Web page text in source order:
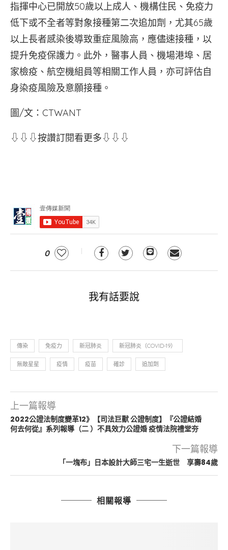
指揮中心已開放50歲以上成人、機構住民、免疫力
低下或不全者等對象接種第二次追加劑，尤其65歲
以上長者感染後導致重症風險高，應儘速接種，以
提升免疫保護力。此外，醫事人員、機場港埠、居
家檢疫、航空機組員等相關工作人員，亦可評估自
身染疫風險及意願接種。
圖/文：CTWANT
⇩⇩⇩按讚訂閱看更多⇩⇩⇩
0
我有話要說
傳染 免疫力 新冠肺炎 新冠肺炎（COVID-19）
無敵星星 疫情 疫苗 確診 追加劑
上一篇報導
2022公證法制度變革12》【司法巨獸 公證制度】『公證結婚
何去何從』系列報導（二 ）不具效力公證婚 疫情法院禮堂夯
下一篇報導
「一塊布」日本設計大師三宅一生逝世 享壽84歲
相關報導